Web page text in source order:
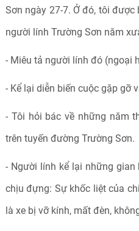
Sơn ngày 27-7. Ở đó, tôi
người lính Trường Sơn năm
- Miêu tả người lính đó (ngoại
- Kể lại diễn biến cuộc gặp gỡ
- Tôi hỏi bác về những năm
trên tuyến đường Trường Sơn.
- Người lính kể lại những
chịu đựng: Sự khốc liệt của
là xe bị vỡ kính, mất đèn,